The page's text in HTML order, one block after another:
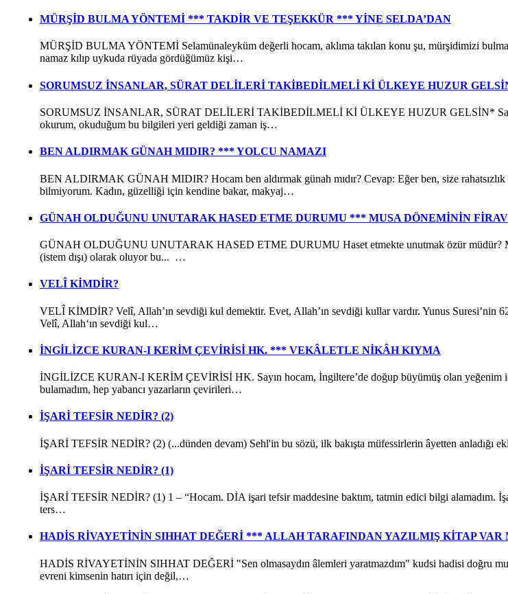
MÜRŞİD BULMA YÖNTEMİ *** TAKDİR VE TEŞEKKÜR *** YİNE SELDA’DAN
MÜRŞİD BULMA YÖNTEMİ Selamünaleyküm değerli hocam, aklıma takılan konu şu, mürşidimizi
namaz kılıp uykuda rüyada gördüğümüz kişi…
SORUMSUZ İNSANLAR, SÜRAT DELİLERİ TAKİBEDİLMELİ Kİ ÜLKEYE HUZUR
SORUMSUZ İNSANLAR, SÜRAT DELİLERİ TAKİBEDİLMELİ Kİ ÜLKEYE HUZUR GELSİN* Sayın
okurum, okuduğum bu bilgileri yeri geldiği zaman iş…
BEN ALDIRMAK GÜNAH MIDIR? *** YOLCU NAMAZI
BEN ALDIRMAK GÜNAH MIDIR? Hocam ben aldırmak günah mıdır? Cevap: Eğer ben, size
bilmiyorum. Kadın, güzelliği için kendine bakar, makyaj…
GÜNAH OLDUĞUNU UNUTARAK HASED ETME DURUMU *** MUSA DÖNEMİNİN
GÜNAH OLDUĞUNU UNUTARAK HASED ETME DURUMU Haset etmekte unutmak özür müdür?
(istem dışı) olarak oluyor bu... …
VELÎ KİMDİR?
VELÎ KİMDİR? Velî, Allah’ın sevdiği kul demektir. Evet, Allah’ın sevdiği kullar vardır. Yunus Suresi’nin
Velî, Allah‘ın sevdiği kul…
İNGİLİZCE KURAN-I KERİM ÇEVİRİSİ HK. *** VEKÂLETLE NİKÂH KIYMA
İNGİLİZCE KURAN-I KERİM ÇEVİRİSİ HK. Sayın hocam, İngiltere’de doğup büyümüş olan yeğenim
bulamadım, hep yabancı yazarların çevirileri…
İŞARİ TEFSİR NEDİR? (2)
İŞARİ TEFSİR NEDİR? (2) (...dünden devam) Sehl'in bu sözü, ilk bakışta müfessirlerin âyetten anladığı
İŞARİ TEFSİR NEDİR? (1)
İŞARİ TEFSİR NEDİR? (1) 1 – “Hocam. DİA işari tefsir maddesine baktım, tatmin edici bilgi alamadım.
ters…
HADİS RİVAYETİNİN SIHHAT DEĞERİ *** ALLAH TARAFINDAN YAZILMIŞ KİTAP VAR
HADİS RİVAYETİNİN SIHHAT DEĞERİ "Sen olmasaydın âlemleri yaratmazdım" kudsi hadisi doğru
evreni kimsenin hatırı için değil,…